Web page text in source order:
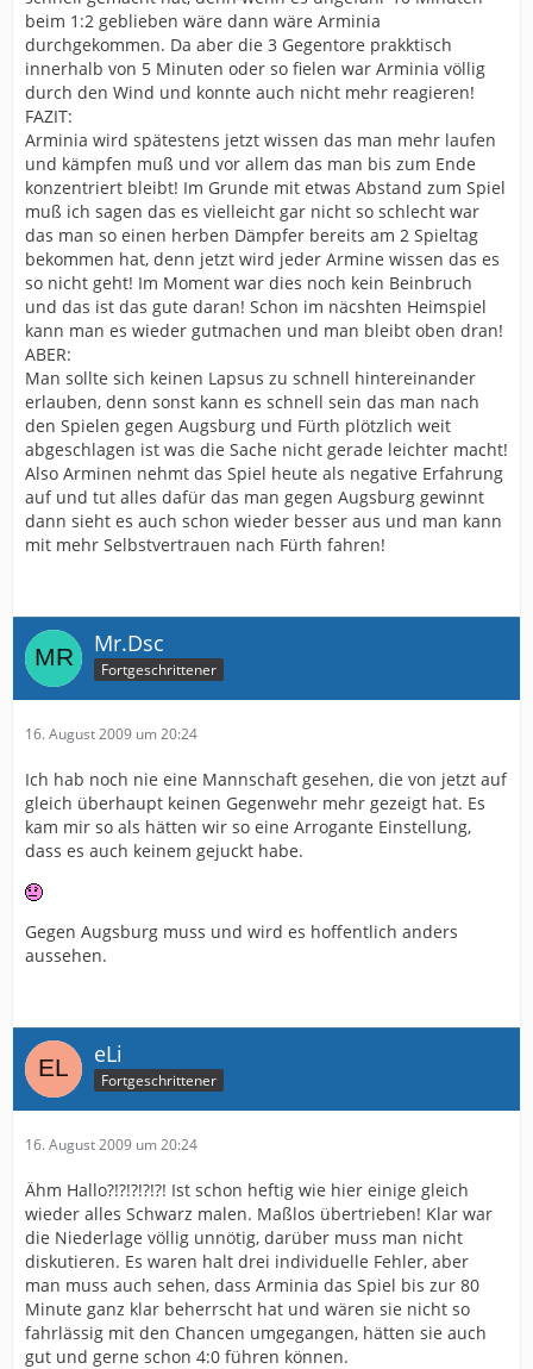
beim 1:2 geblieben wäre dann wäre Arminia
durchgekommen. Da aber die 3 Gegentore prakktisch
innerhalb von 5 Minuten oder so fielen war Arminia völlig
durch den Wind und konnte auch nicht mehr reagieren!
FAZIT:
Arminia wird spätestens jetzt wissen das man mehr laufen
und kämpfen muß und vor allem das man bis zum Ende
konzentriert bleibt! Im Grunde mit etwas Abstand zum Spiel
muß ich sagen das es vielleicht gar nicht so schlecht war
das man so einen herben Dämpfer bereits am 2 Spieltag
bekommen hat, denn jetzt wird jeder Armine wissen das es
so nicht geht! Im Moment war dies noch kein Beinbruch
und das ist das gute daran! Schon im näcshten Heimspiel
kann man es wieder gutmachen und man bleibt oben dran!
ABER:
Man sollte sich keinen Lapsus zu schnell hintereinander
erlauben, denn sonst kann es schnell sein das man nach
den Spielen gegen Augsburg und Fürth plötzlich weit
abgeschlagen ist was die Sache nicht gerade leichter macht!
Also Arminen nehmt das Spiel heute als negative Erfahrung
auf und tut alles dafür das man gegen Augsburg gewinnt
dann sieht es auch schon wieder besser aus und man kann
mit mehr Selbstvertrauen nach Fürth fahren!
Mr.Dsc
Fortgeschrittener
16. August 2009 um 20:24
Ich hab noch nie eine Mannschaft gesehen, die von jetzt auf
gleich überhaupt keinen Gegenwehr mehr gezeigt hat. Es
kam mir so als hätten wir so eine Arrogante Einstellung,
dass es auch keinem gejuckt habe.
Gegen Augsburg muss und wird es hoffentlich anders
aussehen.
eLi
Fortgeschrittener
16. August 2009 um 20:24
Ähm Hallo?!?!?!?!?! Ist schon heftig wie hier einige gleich
wieder alles Schwarz malen. Maßlos übertrieben! Klar war
die Niederlage völlig unnötig, darüber muss man nicht
diskutieren. Es waren halt drei individuelle Fehler, aber
man muss auch sehen, dass Arminia das Spiel bis zur 80
Minute ganz klar beherrscht hat und wären sie nicht so
fahrlässig mit den Chancen umgegangen, hätten sie auch
gut und gerne schon 4:0 führen können.